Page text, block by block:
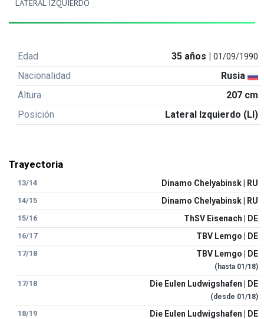
LATERAL IZQUIERDO
Edad 35 años |01/09/1990
Nacionalidad
Rusia
Altura
207 cm
Posición
Lateral Izquierdo (LI)
Trayectoria
13/14 Dinamo Chelyabinsk | RU
14/15 Dinamo Chelyabinsk | RU
15/16 ThSV Eisenach | DE
16/17 TBV Lemgo | DE
17/18 TBV Lemgo | DE
(hasta 01/18)
17/18 Die Eulen Ludwigshafen | DE
(desde 01/18)
18/19 Die Eulen Ludwigshafen | DE